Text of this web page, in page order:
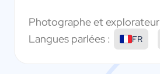
Photographe et explorateur
Langues parlées :
FR